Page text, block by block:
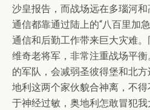
沙皇报告，而战场远在多瑙河
通信都靠通过陆上的“八百里加
通信和后勤工作带来巨大灾难
维奇老将军，非常注重战场平
的军队，会减弱圣彼得堡和北
地利这两个家伙貌合神离，不
于神经过敏，奥地利怎敢冒犯